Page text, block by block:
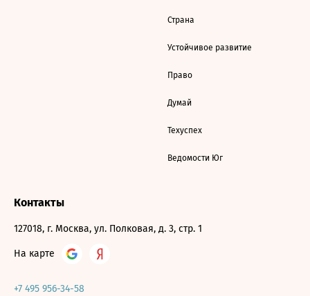
Страна
Устойчивое развитие
Право
Думай
Техуспех
Ведомости Юг
Контакты
127018, г. Москва, ул. Полковая, д. 3, стр. 1
На карте
+7 495 956-34-58